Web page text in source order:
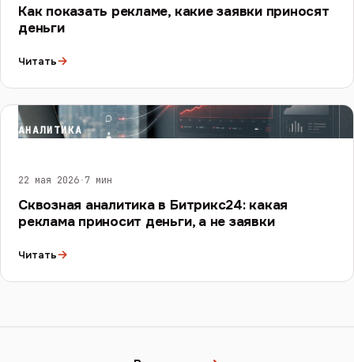
Как показать рекламе, какие заявки приносят
деньги
Читать→
АНАЛИТИКА
22 мая 2026·7 мин
Сквозная аналитика в Битрикс24: какая
реклама приносит деньги, а не заявки
Читать→